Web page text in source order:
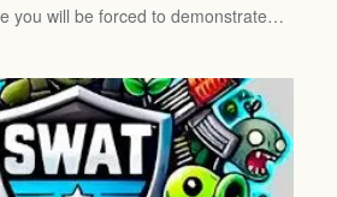
you will be forced to demonstrate…